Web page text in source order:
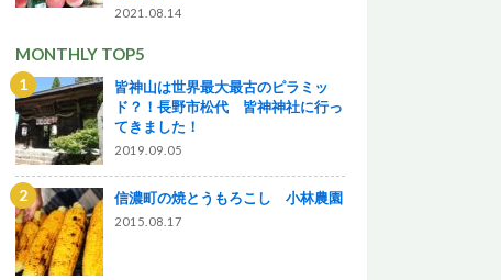
2021.08.14
MONTHLY TOP5
皆神山は世界最大最古のピラミッ
ド？！長野市松代 皆神神社に行っ
てきました！
2019.09.05
信濃町の焼とうもろこし 小林農園
2015.08.17